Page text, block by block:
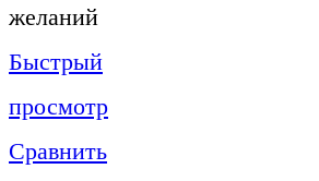
желаний
Быстрый
просмотр
Сравнить